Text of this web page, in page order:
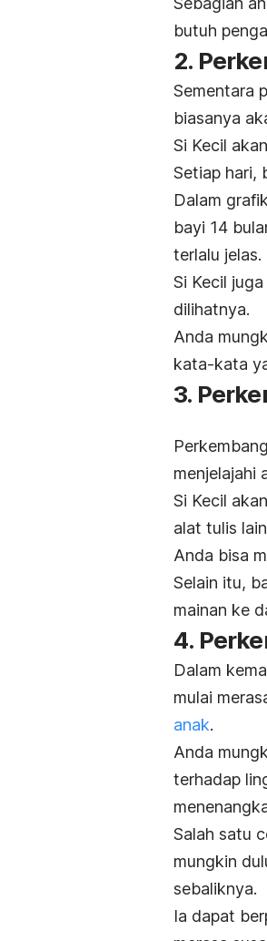
butuh
2.
Sementara
biasanya
Si Kecil
Setiap hari,
Dalam
bayi 14
terlalu jelas.
Si Kecil
dilihatnya.
Anda
kata-kata
3.
menjelajahi
Si Kecil
alat tulis
Anda bisa
Selain itu,
mainan ke
4.
Dalam
mulai
anak.
Anda
terhadap
Salah satu
mungkin
sebaliknya.
Ia dapat